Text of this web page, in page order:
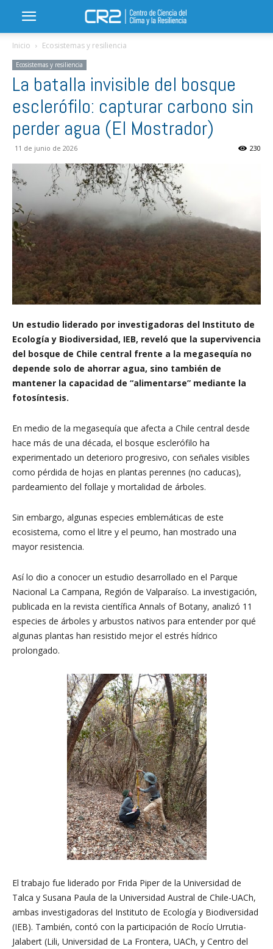
Inicio Ecosistemas y resiliencia
Ecosistemas y resiliencia
La batalla invisible del bosque
esclerófilo: capturar carbono sin
perder agua (El Mostrador)
11 de junio de 2026 230
Un estudio liderado por investigadoras del Instituto de
Ecología y Biodiversidad, IEB, reveló que la supervivencia
del bosque de Chile central frente a la megasequía no
depende solo de ahorrar agua, sino también de
mantener la capacidad de “alimentarse” mediante la
fotosíntesis.
En medio de la megasequía que afecta a Chile central desde
hace más de una década, el bosque esclerófilo ha
experimentado un deterioro progresivo, con señales visibles
como pérdida de hojas en plantas perennes (no caducas),
pardeamiento del follaje y mortalidad de árboles.
Sin embargo, algunas especies emblemáticas de este
ecosistema, como el litre y el peumo, han mostrado una
mayor resistencia.
Así lo dio a conocer un estudio desarrollado en el Parque
Nacional La Campana, Región de Valparaíso. La investigación,
publicada en la revista científica Annals of Botany, analizó 11
especies de árboles y arbustos nativos para entender por qué
algunas plantas han resistido mejor el estrés hídrico
prolongado.
El trabajo fue liderado por Frida Piper de la Universidad de
Talca y Susana Paula de la Universidad Austral de Chile-UACh,
ambas investigadoras del Instituto de Ecología y Biodiversidad
(IEB). También, contó con la participación de Rocío Urrutia-
Jalabert (Lili, Universidad de La Frontera, UACh, y Centro del